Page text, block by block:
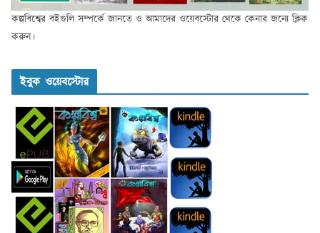
কল্পবিশ্বের বইগুলি সম্পর্কে জানতে ও আমাদের ওয়েবস্টোর থেকে কেনার জন্যে ক্লিক
করুন।
ইবুক ওয়েবস্টোর